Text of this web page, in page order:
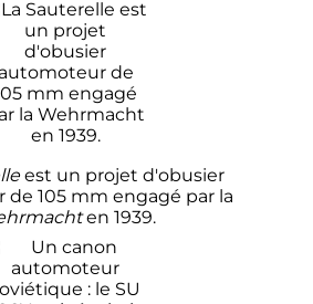
est un projet d'obusier
de 105 mm engagé par la
en 1939.